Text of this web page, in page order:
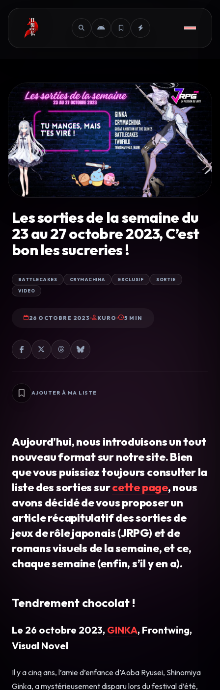
Les sorties de la semaine du
23 au 27 octobre 2023, C’est
bon les sucreries !
BATTLECAKES CRYMACHINA EXCLUSIF SORTIE
VIDEO
26 OCTOBRE 2023 KURO 5 MIN
AJOUTER À MA LISTE
Aujourd’hui, nous introduisons un tout
nouveau format sur notre site. Bien
que vous puissiez toujours consulter la
liste des sorties surcette page, nous
avons décidé de vous proposer un
article récapitulatif des sorties de
jeux de rôle japonais (JRPG) et de
romans visuels de la semaine, et ce,
chaque semaine (enfin, s’il y en a).
Tendrement chocolat !
Le 26 octobre 2023, GINKA, Frontwing,
Visual Novel
Il y a cinq ans, l’amie d’enfance d’Aoba Ryusei, Shinomiya
Ginka, a mystérieusement disparu lors du festival d’été,